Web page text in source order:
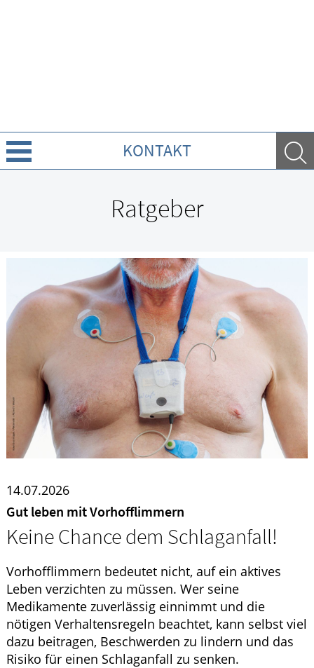
KONTAKT
Krankheiten & Therapie
HOMÖOPATHIE
WELLNESS
Ratgeber
14.07.2026
Gut leben mit Vorhofflimmern
Keine Chance dem Schlaganfall!
Vorhofflimmern bedeutet nicht, auf ein aktives
Leben verzichten zu müssen. Wer seine
Medikamente zuverlässig einnimmt und die
nötigen Verhaltensregeln beachtet, kann selbst viel
dazu beitragen, Beschwerden zu lindern und das
Risiko für einen Schlaganfall zu senken.